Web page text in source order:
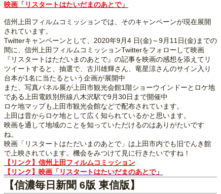
映画「リスタートはたいだまのあとで」
信州上田フィルムコミッションでは、そのキャンペーンが現在展開
されています。
Twitterキャンペーンとして、2020年9月4 日(金)～9月11日(金)までの
間に、信州上田フィルムコミッションTwitterをフォローして映画
『リスタートはただいまのあとで』の記事を映画の感想を添えてリ
ツイートすると、抽選で、古川雄輝さん、竜星涼さんのサイン入り
台本が1名に当たるという企画が展開中
また、写真パネル展が上田市観光会館1階ショーウインドーとロケ地
である上田電鉄別所線八木沢駅で9月30日まで開催中
ロケ地マップも上田市観光会館などで配布されています。
上田は昔からロケ地として広く知られているかと思います。
映画を通して地域のことを知っていただけるのはありがたいです
ね。
映画「リスタートはただいまのあとで」は上田市内でも旧でんき館
で上映されています。機会をみつけて見に行きたいですね！
【リンク】信州上田フィルムコミッション
【リンク】映画「リスタートはたいだまのあとで」
【信濃毎日新聞 6版 東信版】